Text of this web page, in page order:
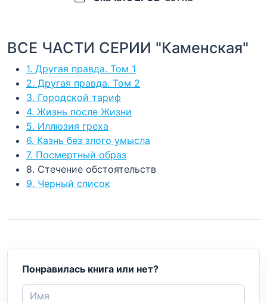
ВСЕ ЧАСТИ СЕРИИ "Каменская"
1. Другая правда. Том 1
2. Другая правда. Том 2
3. Городской тариф
4. Жизнь после Жизни
5. Иллюзия греха
6. Казнь без злого умысла
7. Посмертный образ
8. Стечение обстоятельств
9. Черный список
Понравилась книга или нет?